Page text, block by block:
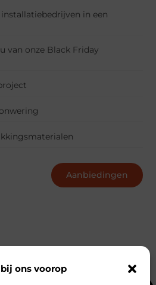
ons voorop
in een
van onze Black Friday
Aanbiedingen